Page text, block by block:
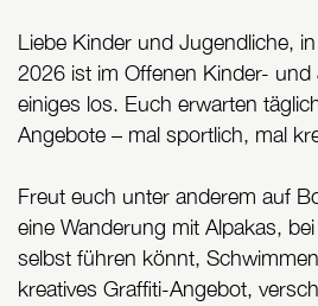
Liebe Kinder und Jugendliche,
2026 ist im Offenen Kinder-
einiges los. Euch erwarten
Angebote – mal sportlich, mal
Freut euch unter anderem auf
eine Wanderung mit Alpakas,
selbst führen könnt,
kreatives Graffiti-Angebot,